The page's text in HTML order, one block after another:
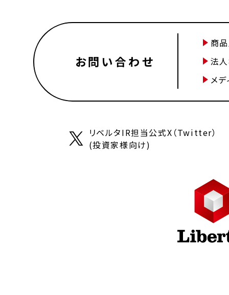
お問い合わせ
商
法
メ
リベルタIR担当公式X（Twitter）
(投資家様向け)